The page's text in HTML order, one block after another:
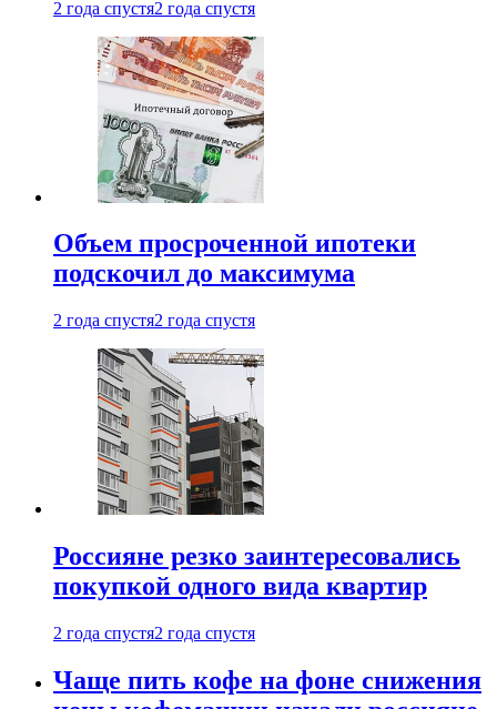
2 года спустя2 года спустя
Объем просроченной ипотеки
подскочил до максимума
2 года спустя2 года спустя
Россияне резко заинтересовались
покупкой одного вида квартир
2 года спустя2 года спустя
Чаще пить кофе на фоне снижения